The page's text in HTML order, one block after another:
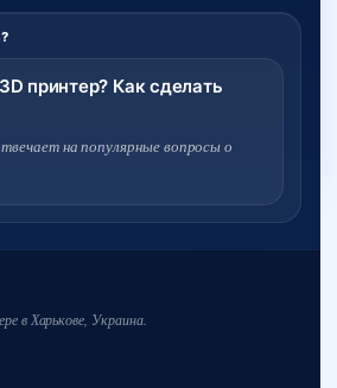
принтер? Как сделать
на популярные вопросы о
в Харькове, Украина.